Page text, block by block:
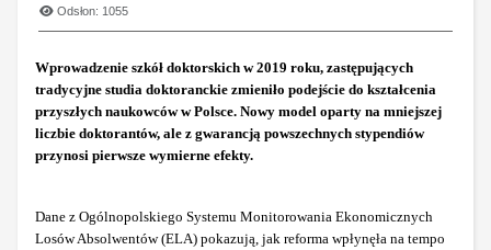
Odsłon: 1055
Wprowadzenie szkół doktorskich w 2019 roku, zastępujących
tradycyjne studia doktoranckie zmieniło podejście do kształcenia
przyszłych naukowców w Polsce. Nowy model oparty na mniejszej
liczbie doktorantów, ale z gwarancją powszechnych stypendiów
przynosi pierwsze wymierne efekty.
Dane z Ogólnopolskiego Systemu Monitorowania Ekonomicznych
Losów Absolwentów (ELA) pokazują, jak reforma wpłynęła na tempo